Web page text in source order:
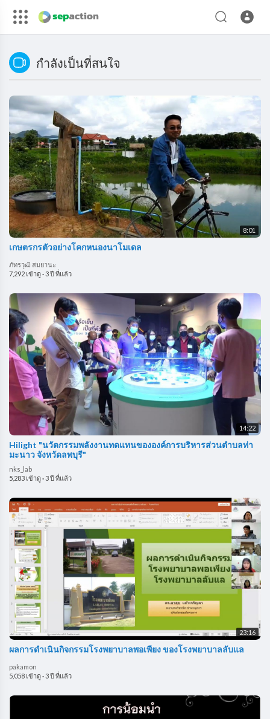
กำลังเป็นที่สนใจ
8:01
เกษตรกรตัวอย่างโคกหนองนาโมเดล
ภัทรวุฒิ สมยานะ
7,292 เข้าดู·3 ปี ที่แล้ว
14:22
Hilight "นวัตกรรมพลังงานทดแทนขององค์การบริหารส่วนตำบลท่า
มะนาว จังหวัดลพบุรี"
nks_lab
5,283 เข้าดู·3 ปี ที่แล้ว
23:16
ผลการดำเนินกิจกรรมโรงพยาบาลพอเพียง ของโรงพยาบาลลับแล
pakamon
5,058 เข้าดู·3 ปี ที่แล้ว